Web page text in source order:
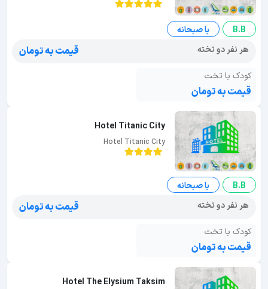
B.B
با صبحانه
هر نفر دو تخته
قیمت به تومان
کودک با تخت
قیمت به تومان
Hotel Titanic City
Hotel Titanic City
B.B
با صبحانه
هر نفر دو تخته
قیمت به تومان
کودک با تخت
قیمت به تومان
Hotel The Elysium Taksim